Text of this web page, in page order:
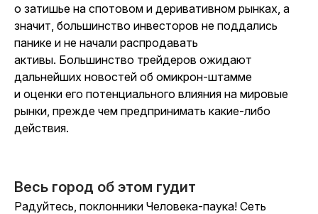
о затишье на спотовом и деривативном рынках, а
значит, большинство инвесторов не поддались
панике и не начали распродавать
активы. Большинство трейдеров ожидают
дальнейших новостей об омикрон-штамме
и оценки его потенциального влияния на мировые
рынки, прежде чем предпринимать какие-либо
действия.
Весь город об этом гудит
Радуйтесь, поклонники Человека-паука! Сеть